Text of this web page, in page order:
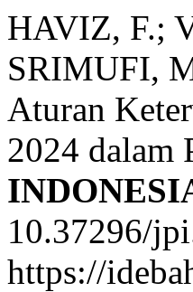
HAVIZ, F.;
SRIMUFI,
Aturan
2024 dalam
10.37296/
https://